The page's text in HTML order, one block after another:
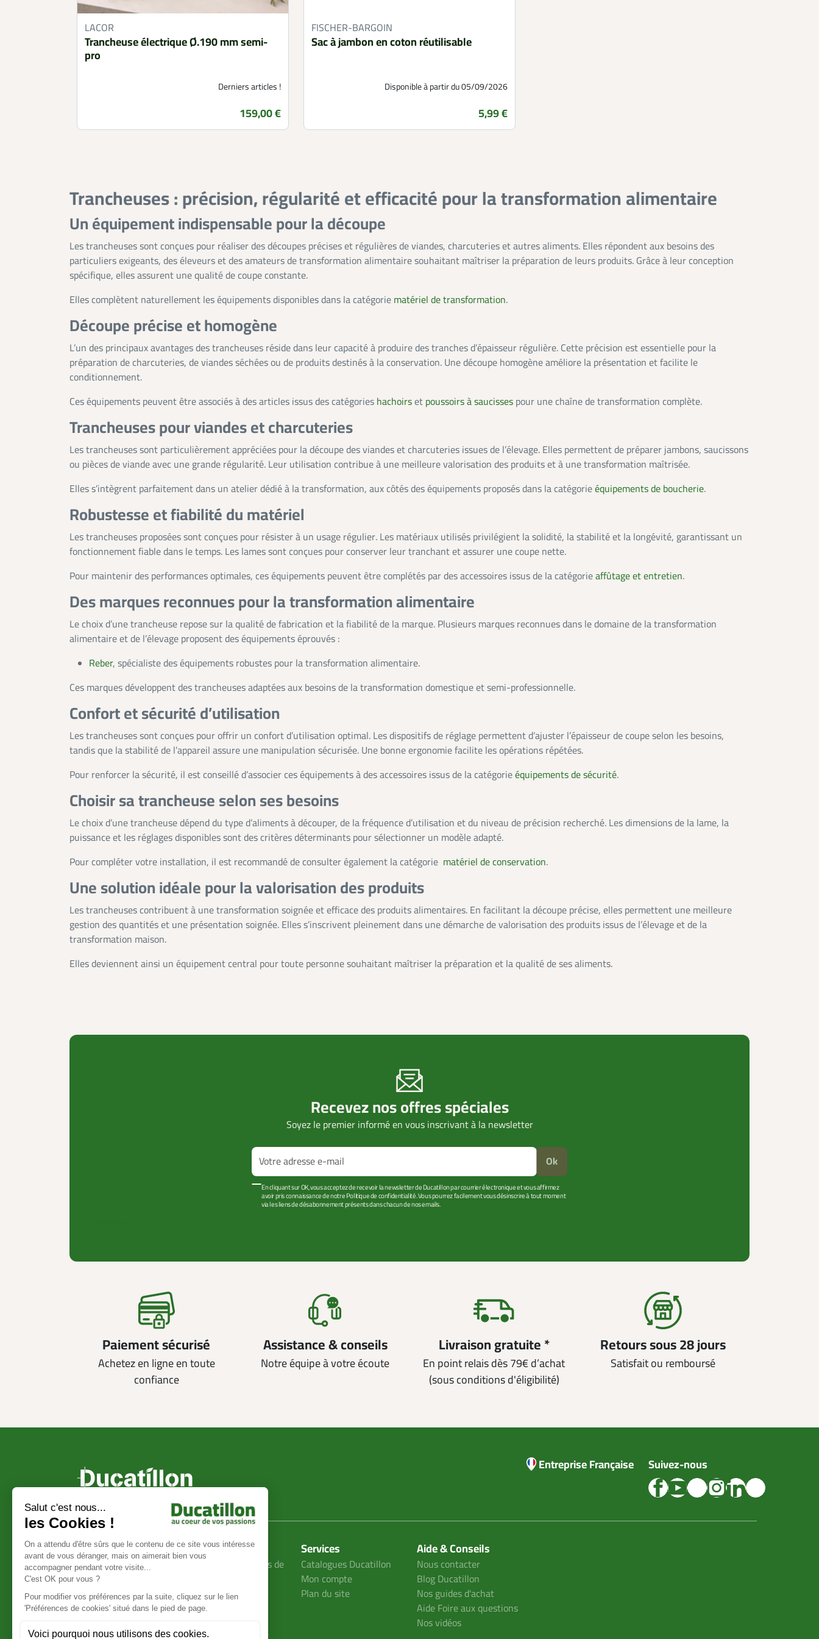
LACOR
Trancheuse électrique Ø.190 mm semi-
pro
Derniers articles !
Prix
159,00 €
FISCHER-BARGOIN
Sac à jambon en coton réutilisable
Disponible à partir du 05/09/2026
Prix
5,99 €
Trancheuses : précision, régularité et efficacité pour la transformation alimentaire
Un équipement indispensable pour la découpe
Les trancheuses sont conçues pour réaliser des découpes précises et régulières de viandes, charcuteries et autres aliments. Elles répondent aux besoins des
particuliers exigeants, des éleveurs et des amateurs de transformation alimentaire souhaitant maîtriser la préparation de leurs produits. Grâce à leur conception
spécifique, elles assurent une qualité de coupe constante.
Elles complètent naturellement les équipements disponibles dans la catégorie matériel de transformation.
Découpe précise et homogène
L’un des principaux avantages des trancheuses réside dans leur capacité à produire des tranches d’épaisseur régulière. Cette précision est essentielle pour la
préparation de charcuteries, de viandes séchées ou de produits destinés à la conservation. Une découpe homogène améliore la présentation et facilite le
conditionnement.
Ces équipements peuvent être associés à des articles issus des catégories hachoirset poussoirs à saucisses pour une chaîne de transformation complète.
Trancheuses pour viandes et charcuteries
Les trancheuses sont particulièrement appréciées pour la découpe des viandes et charcuteries issues de l’élevage. Elles permettent de préparer jambons, saucissons
ou pièces de viande avec une grande régularité. Leur utilisation contribue à une meilleure valorisation des produits et à une transformation maîtrisée.
Elles s’intègrent parfaitement dans un atelier dédié à la transformation, aux côtés des équipements proposés dans la catégorieéquipements de boucherie.
Robustesse et fiabilité du matériel
Les trancheuses proposées sont conçues pour résister à un usage régulier. Les matériaux utilisés privilégient la solidité, la stabilité et la longévité, garantissant un
fonctionnement fiable dans le temps. Les lames sont conçues pour conserver leur tranchant et assurer une coupe nette.
Pour maintenir des performances optimales, ces équipements peuvent être complétés par des accessoires issus de la catégorieaffûtage et entretien.
Des marques reconnues pour la transformation alimentaire
Le choix d’une trancheuse repose sur la qualité de fabrication et la fiabilité de la marque. Plusieurs marques reconnues dans le domaine de la transformation
alimentaire et de l’élevage proposent des équipements éprouvés :
Reber, spécialiste des équipements robustes pour la transformation alimentaire.
Ces marques développent des trancheuses adaptées aux besoins de la transformation domestique et semi-professionnelle.
Confort et sécurité d’utilisation
Les trancheuses sont conçues pour offrir un confort d’utilisation optimal. Les dispositifs de réglage permettent d’ajuster l’épaisseur de coupe selon les besoins,
tandis que la stabilité de l’appareil assure une manipulation sécurisée. Une bonne ergonomie facilite les opérations répétées.
Pour renforcer la sécurité, il est conseillé d’associer ces équipements à des accessoires issus de la catégorieéquipements de sécurité.
Choisir sa trancheuse selon ses besoins
Le choix d’une trancheuse dépend du type d’aliments à découper, de la fréquence d’utilisation et du niveau de précision recherché. Les dimensions de la lame, la
puissance et les réglages disponibles sont des critères déterminants pour sélectionner un modèle adapté.
Pour compléter votre installation, il est recommandé de consulter également la catégorie matériel de conservation.
Une solution idéale pour la valorisation des produits
Les trancheuses contribuent à une transformation soignée et efficace des produits alimentaires. En facilitant la découpe précise, elles permettent une meilleure
gestion des quantités et une présentation soignée. Elles s’inscrivent pleinement dans une démarche de valorisation des produits issus de l’élevage et de la
transformation maison.
Elles deviennent ainsi un équipement central pour toute personne souhaitant maîtriser la préparation et la qualité de ses aliments.
Recevez nos offres spéciales
Soyez le premier informé en vous inscrivant à la newsletter
Ok
En cliquant sur OK, vous acceptez de recevoir la newsletter de Ducatillon par courrier électronique et vous affirmez
avoir pris connaissance de notre Politique de confidentialité. Vous pourrez facilement vous désinscrire à tout moment
via les liens de désabonnement présents dans chacun de nos emails.
Paiement sécurisé
Achetez en ligne en toute
confiance
Assistance & conseils
Notre équipe à votre écoute
Livraison gratuite *
En point relais dès 79€ d’achat
(sous conditions d'éligibilité)
Retours sous 28 jours
Satisfait ou remboursé
Entreprise Française Suivez-nous
Ducatillon
La société Ducatillon
Mentions légales
Protection des données
Showroom Ducatillon
Achat en ligne
Conditions générales de
Livraison et frais de
transport
Services
Catalogues Ducatillon
Mon compte
Plan du site
Aide & Conseils
Nous contacter
Blog Ducatillon
Nos guides d'achat
Aide Foire aux questions
Nos vidéos